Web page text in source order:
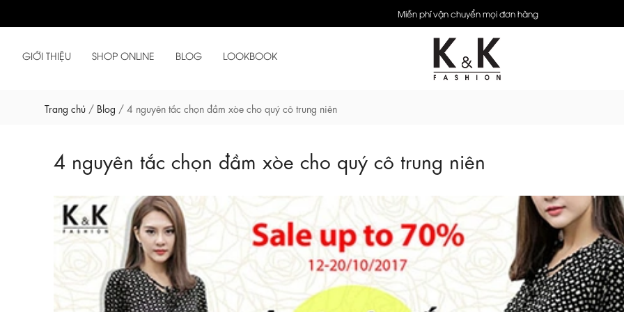
Miễn phí vận chuyển mọi đơn hàng
GIỚI THIỆU SHOP ONLINE BLOG LOOKBOOK
Trang chủ / Blog / 4 nguyên tắc chọn đầm xòe cho quý cô trung niên
4 nguyên tắc chọn đầm xòe cho quý cô trung niên